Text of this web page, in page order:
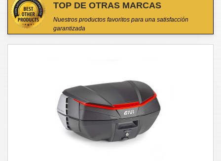
TOP DE OTRAS MARCAS
Nuestros productos favoritos para una satisfacción
garantizada